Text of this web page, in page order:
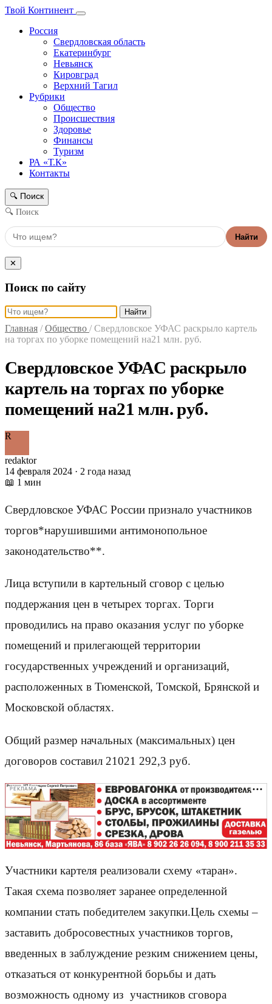
Твой Континент
Россия
Свердловская область
Екатеринбург
Невьянск
Кировград
Верхний Тагил
Рубрики
Общество
Происшествия
Здоровье
Финансы
Туризм
РА «Т.К»
Контакты
🔍 Поиск
🔍 Поиск
Найти
✕
Поиск по сайту
Найти
Главная / Общество / Свердловское УФАС раскрыло картель
на торгах по уборке помещений на21 млн. руб.
Свердловское УФАС раскрыло
картель на торгах по уборке
помещений на21 млн. руб.
R
redaktor
14 февраля 2024 · 2 года назад
📖 1 мин
Свердловское УФАС России признало участников
торгов*нарушившими антимонопольное
законодательство**.
Лица вступили в картельный сговор с целью
поддержания цен в четырех торгах. Торги
проводились на право оказания услуг по уборке
помещений и прилегающей территории
государственных учреждений и организаций,
расположенных в Тюменской, Томской, Брянской и
Московской областях.
Общий размер начальных (максимальных) цен
договоров составил 21021 292,3 руб.
РЕКЛАМА
Участники картеля реализовали схему «таран».
Такая схема позволяет заранее определенной
компании стать победителем закупки.Цель схемы –
заставить добросовестных участников торгов,
введенных в заблуждение резким снижением цены,
отказаться от конкурентной борьбы и дать
возможность одному из участников сговора